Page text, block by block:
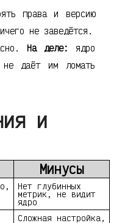
права и версию
не заведётся.
На деле: ядро
не даёт им ломать
и
Минусы
Нет глубинных
метрик, не видит
ядро
Сложная настройка,